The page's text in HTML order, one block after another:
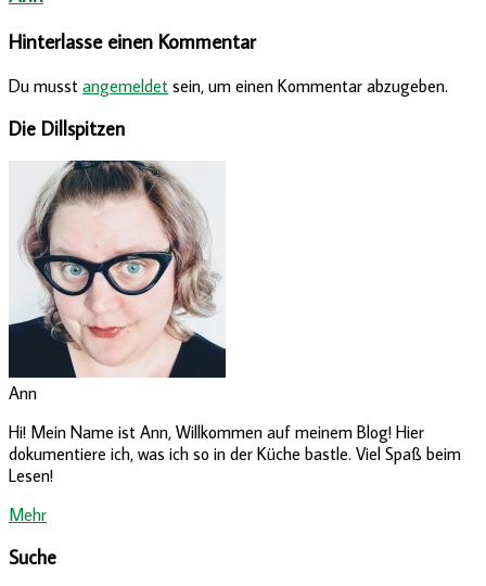
Hinterlasse einen Kommentar
Du musst angemeldet sein, um einen Kommentar abzugeben.
Die Dillspitzen
Ann
Hi! Mein Name ist Ann, Willkommen auf meinem Blog! Hier
dokumentiere ich, was ich so in der Küche bastle. Viel Spaß beim
Lesen!
Mehr
Suche